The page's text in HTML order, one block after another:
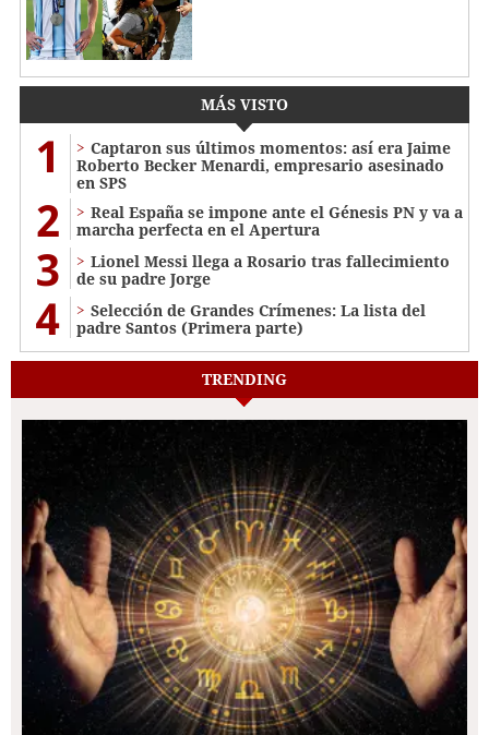
MÁS VISTO
1
Captaron sus últimos momentos: así era Jaime
Roberto Becker Menardi​​​, empresario asesinado
en SPS
2
Real España se impone ante el Génesis PN y va a
marcha perfecta en el Apertura
3
Lionel Messi llega a Rosario tras fallecimiento
de su padre Jorge
4
Selección de Grandes Crímenes: La lista del
padre Santos (Primera parte)
TRENDING